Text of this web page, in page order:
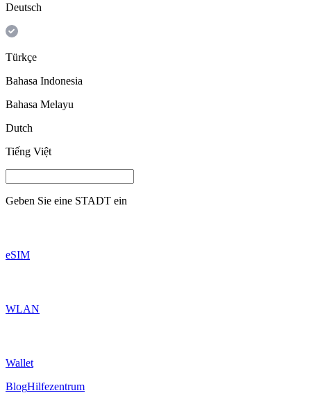
Deutsch
Türkçe
Bahasa Indonesia
Bahasa Melayu
Dutch
Tiếng Việt
Geben Sie eine STADT ein
eSIM
WLAN
Wallet
BlogHilfezentrum